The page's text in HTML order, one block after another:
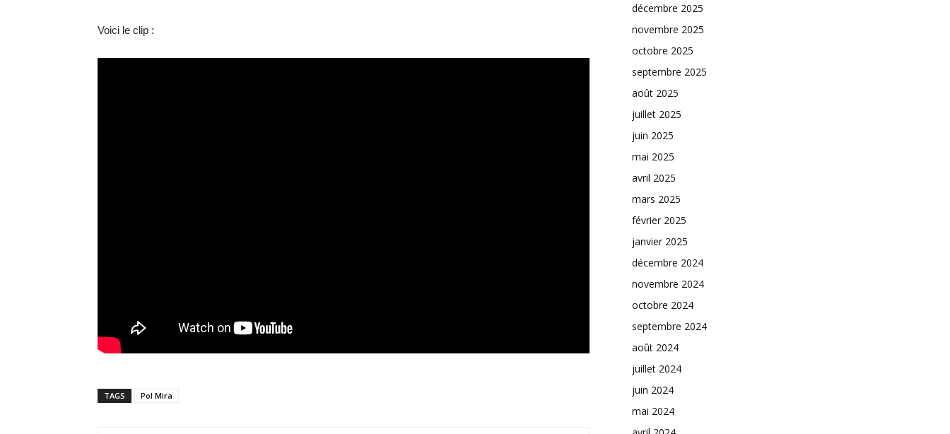
Voici le clip :
TAGS Pol Mira
décembre 2025
novembre 2025
octobre 2025
septembre 2025
août 2025
juillet 2025
juin 2025
mai 2025
avril 2025
mars 2025
février 2025
janvier 2025
décembre 2024
novembre 2024
octobre 2024
septembre 2024
août 2024
juillet 2024
juin 2024
mai 2024